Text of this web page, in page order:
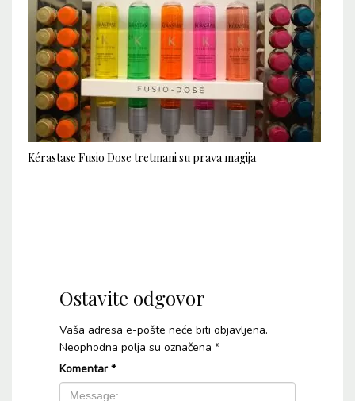
Kérastase Fusio Dose tretmani su prava magija
Ostavite odgovor
Vaša adresa e-pošte neće biti objavljena.
Neophodna polja su označena *
Komentar*